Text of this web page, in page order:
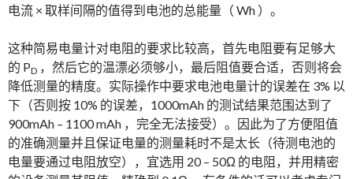
电流 × 取样间隔的值得到电池的总能量（ Wh ）。
这种简易电量计对电阻的要求比较高，首先电阻要有足够大
的 PD ，然后它的温漂必须够小，最后阻值要合适，否则将会
降低测量的精度。实际操作中要求电池电量计的误差在 3% 以
下（否则按 10% 的误差，1000mAh 的测试结果范围达到了
900mAh – 1100 mAh ，完全无法接受）。因此为了方便阻值
的准确测量并且保证电量的测量耗时不是太长（待测电池的
电量要通过电阻放空），宜选用 20 – 50Ω 的电阻，并用精密